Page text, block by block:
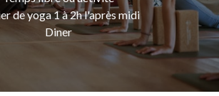
de yoga 1 à 2h l'après midi
Diner